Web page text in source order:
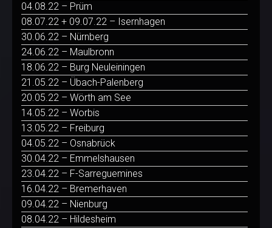
04.08.22 – Prüm
08.07.22 + 09.07.22 – Isernhagen
30.06.22 – Nürnberg
24.06.22 – Maulbronn
18.06.22 – Burg Neuleiningen
21.05.22 – Übach-Palenberg
20.05.22 – Wörth am See
14.05.22 – Worbis
13.05.22 – Freiburg
04.05.22 – Osnabrück
30.04.22 – Emmelshausen
23.04.22 – F-Sarreguemines
16.04.22 – Bremerhaven
09.04.22 – Nienburg
08.04.22 – Hildesheim